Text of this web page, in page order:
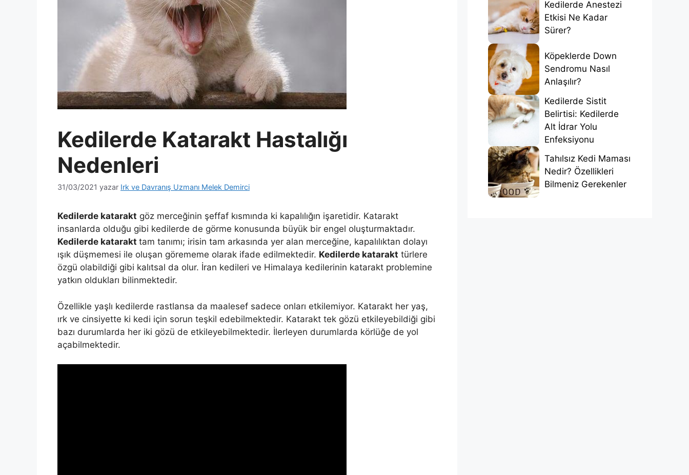
Kedilerde Katarakt Hastalığı
Nedenleri
31/03/2021 yazar Irk ve Davranış Uzmanı Melek Demirci
Kedilerde katarakt göz merceğinin şeffaf kısmında ki kapalılığın işaretidir. Katarakt
insanlarda olduğu gibi kedilerde de görme konusunda büyük bir engel oluşturmaktadır.
Kedilerde katarakt tam tanımı; irisin tam arkasında yer alan merceğine, kapalılıktan dolayı
ışık düşmemesi ile oluşan görememe olarak ifade edilmektedir. Kedilerde katarakt türlere
özgü olabildiği gibi kalıtsal da olur. İran kedileri ve Himalaya kedilerinin katarakt problemine
yatkın oldukları bilinmektedir.
Özellikle yaşlı kedilerde rastlansa da maalesef sadece onları etkilemiyor. Katarakt her yaş,
ırk ve cinsiyette ki kedi için sorun teşkil edebilmektedir. Katarakt tek gözü etkileyebildiği gibi
bazı durumlarda her iki gözü de etkileyebilmektedir. İlerleyen durumlarda körlüğe de yol
açabilmektedir.
Kedilerde Anestezi
Etkisi Ne Kadar
Sürer?
Köpeklerde Down
Sendromu Nasıl
Anlaşılır?
Kedilerde Sistit
Belirtisi: Kedilerde
Alt İdrar Yolu
Enfeksiyonu
Tahılsız Kedi Maması
Nedir? Özellikleri
Bilmeniz Gerekenler